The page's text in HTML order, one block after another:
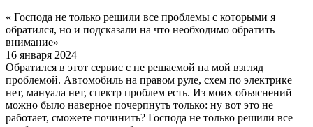
« Господа не только решили все проблемы с которыми я
обратился, но и подсказали на что необходимо обратить
внимание»
16 января 2024
Обратился в этот сервис с не решаемой на мой взгляд
проблемой. Автомобиль на правом руле, схем по электрике
нет, мануала нет, спектр проблем есть. Из моих объяснений
можно было наверное почерпнуть только: ну вот это не
работает, сможете починить? Господа не только решили все